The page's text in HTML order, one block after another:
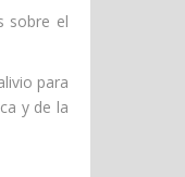
sobre el
para
y de la